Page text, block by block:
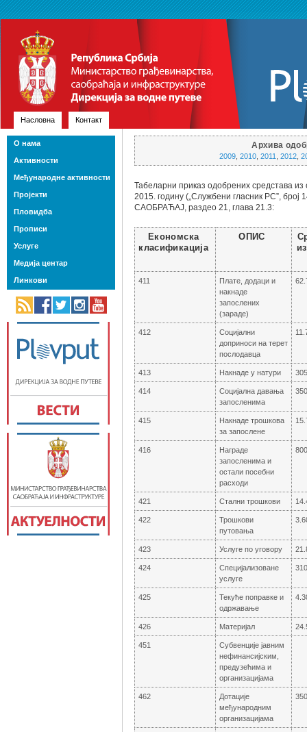
Насловна Контакт
Архива
2009, 2010, 2011 2012,
Табеларни приказ одобрених средстава
2015. годину („Службени гласник РС”,
САОБРАЋАЈ, раздео 21, глава 21.3:
Економска
класификација
ОПИС
411
Плате, додаци и
накнаде
запослених
(зараде)
412
Социјални
доприноси на терет
послодавца
413 Накнаде у натури
414
Социјална давања
запосленима
415
Накнаде трошкова
за запослене
416
Награде
запосленима и
остали посебни
расходи
421 Стални трошкови
422
Трошкови
путовања
423 Услуге по уговору
424
Специјализоване
услуге
425
Текуће поправке и
одржавање
426 Материјал
451
Субвенције јавним
нефинансијским,
предузећима и
организацијама
462
Дотације
међународним
организацијама
О нама
Активности
Међународне активности
Пројекти
Пловидба
Прописи
Услуге
Медија центар
Линкови